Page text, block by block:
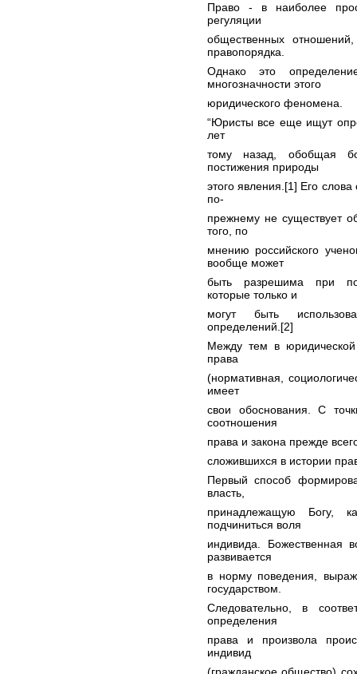
Право - в наиболее
регуляции
общественных
правопорядка.
Однако это
многозначности этого
юридического феномена.
“Юристы все еще ищут
лет
тому назад, обобщая
постижения природы
этого явления.[1] Его
по-
прежнему не существует
того, по
мнению российского
вообще может
быть разрешима при
которые только и
могут быть
определений.[2]
Между тем в юридической
права
(нормативная,
имеет
свои обоснования. С
соотношения
права и закона прежде
сложившихся в истории
Первый способ
власть,
принадлежащую Богу,
подчиниться воля
индивида. Божественная
развивается
в норму поведения,
государством.
Следовательно, в
определения
права и произвола
индивид